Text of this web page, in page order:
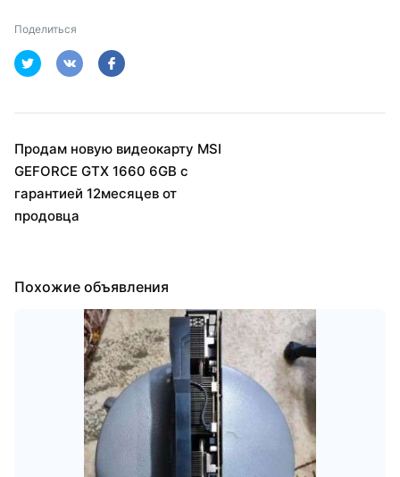
Поделиться
Продам новую видеокарту MSI
GEFORCE GTX 1660 6GB с
гарантией 12месяцев от
продовца
Похожие объявления